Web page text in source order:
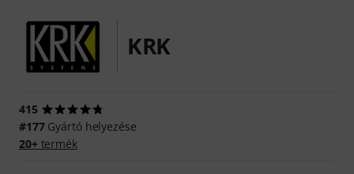
KRK
415
#177Gyártó helyezése
20+termék